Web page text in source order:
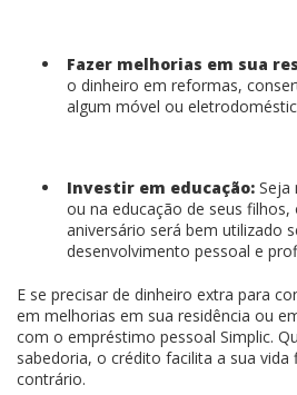
Fazer melhorias em sua
o dinheiro em reformas,
algum móvel ou
Investir em educação: Seja
ou na educação de seus
aniversário será bem utilizado
desenvolvimento pessoal e
E se precisar de dinheiro extra para
em melhorias em sua residência ou
com o empréstimo pessoal Simplic.
sabedoria, o crédito facilita a sua vida
contrário.